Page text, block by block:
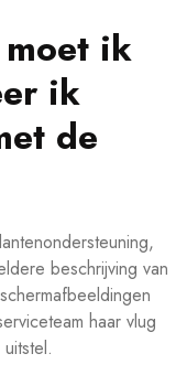
ik
ik
de
beschrijving van
haar vlug